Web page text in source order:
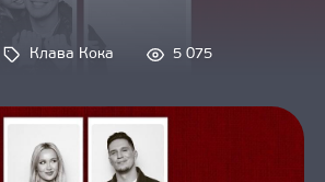
Клава Кока 5 075